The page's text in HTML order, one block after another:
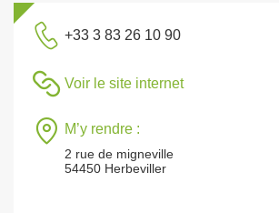
+33 3 83 26 10 90
Voir le site internet
M’y rendre :
2 rue de migneville
54450 Herbeviller